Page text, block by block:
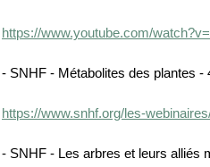
https://www.youtube.com/
- SNHF - Métabolites des plantes -
https://www.snhf.org/les-
- SNHF - Les arbres et leurs alliés